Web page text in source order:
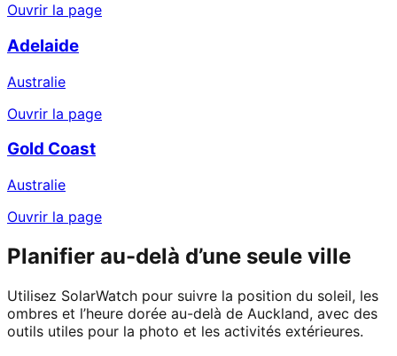
Ouvrir la page
Adelaide
Australie
Ouvrir la page
Gold Coast
Australie
Ouvrir la page
Planifier au-delà d’une seule ville
Utilisez SolarWatch pour suivre la position du soleil, les
ombres et l’heure dorée au-delà de Auckland, avec des
outils utiles pour la photo et les activités extérieures.